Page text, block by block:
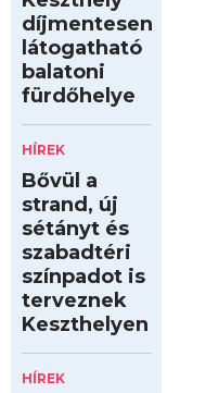
díjmentesen
látogatható
balatoni
fürdőhelye
HÍREK
Bővül a
strand, új
sétányt és
szabadtéri
színpadot is
terveznek
Keszthelyen
HÍREK